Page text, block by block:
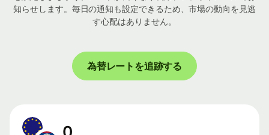
知らせします。毎日の通知も設定できるため、市場の動向を見逃
す心配はありません。
為替レートを追跡する